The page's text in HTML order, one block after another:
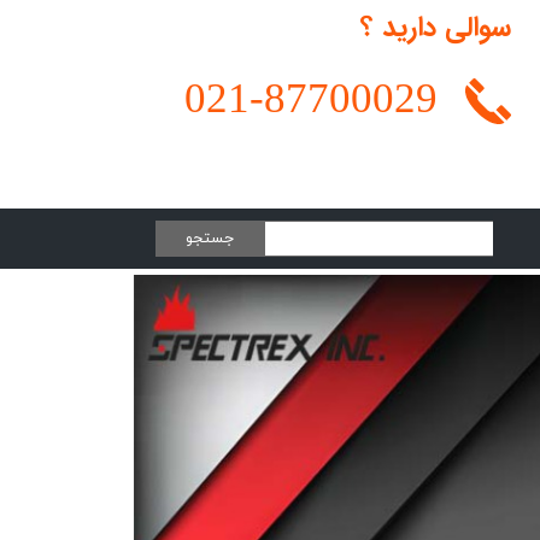
سوالی دارید ؟
021-87700029
جستجو